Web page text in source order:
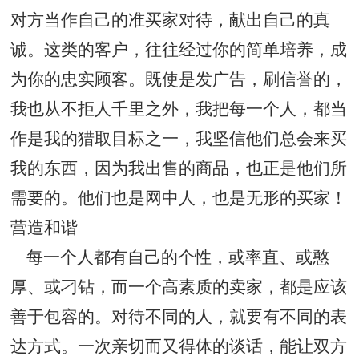
对方当作自己的准买家对待，献出自己的真
诚。这类的客户，往往经过你的简单培养，成
为你的忠实顾客。既使是发广告，刷信誉的，
我也从不拒人千里之外，我把每一个人，都当
作是我的猎取目标之一，我坚信他们总会来买
我的东西，因为我出售的商品，也正是他们所
需要的。他们也是网中人，也是无形的买家！
营造和谐
每一个人都有自己的个性，或率直、或憨
厚、或刁钻，而一个高素质的卖家，都是应该
善于包容的。对待不同的人，就要有不同的表
达方式。一次亲切而又得体的谈话，能让双方